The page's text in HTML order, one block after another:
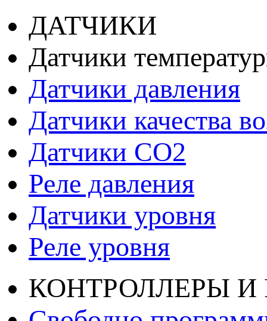
ДАТЧИКИ
Датчики
Датчики давления
Датчики качества
Датчики СО2
Реле давления
Датчики уровня
Реле уровня
КОНТРОЛЛЕРЫ И